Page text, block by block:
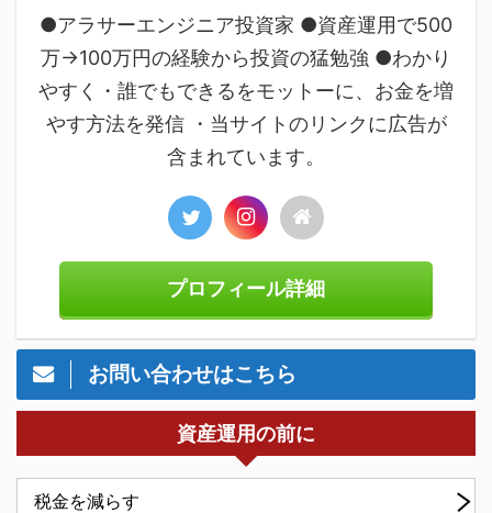
●アラサーエンジニア投資家 ●資産運用で500
万→100万円の経験から投資の猛勉強 ●わかり
やすく・誰でもできるをモットーに、お金を増
やす方法を発信 ・当サイトのリンクに広告が
含まれています。
プロフィール詳細
お問い合わせはこちら
資産運用の前に
税金を減らす